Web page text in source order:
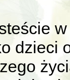
dzieci